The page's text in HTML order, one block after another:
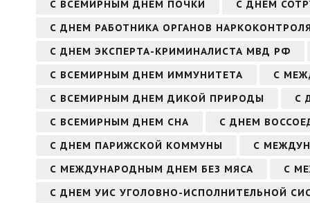
С ВСЕМИРНЫМ ДНЕМ ПОЧКИ
С ДНЕМ
С ДНЕМ РАБОТНИКА ОРГАНОВ
С ДНЕМ ЭКСПЕРТА-КРИМИНАЛИСТА МВД РФ
С ВСЕМИРНЫМ ДНЕМ ИММУНИТЕТА
С
С ВСЕМИРНЫМ ДНЕМ ДИКОЙ ПРИРОДЫ
С
С ВСЕМИРНЫМ ДНЕМ СНА
С ДНЕМ
С ДНЕМ ПАРИЖСКОЙ КОММУНЫ
С
С МЕЖДУНАРОДНЫМ ДНЕМ БЕЗ МЯСА
С
С ДНЕМ УИС УГОЛОВНО-ИСПОЛНИТЕЛЬНОЙ